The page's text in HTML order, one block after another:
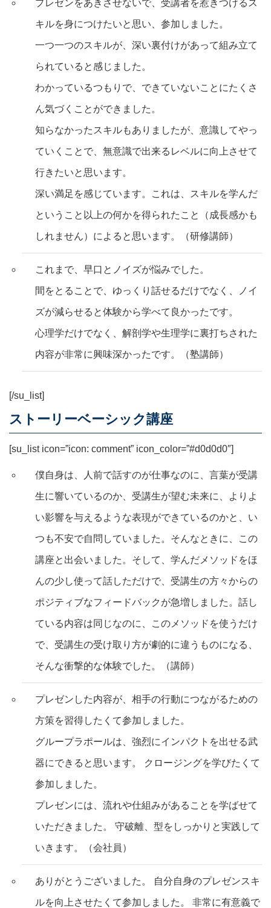
プレゼンをあきさせないで、受講者を惹きつけるス
キルを身につけたいと思い、参加しました。
一つ一つのスキルが、深い裏付けがあって組み立て
られていると感じました。
わかっているつもりで、できていないことにたくさ
ん気づくことができました。
知らなかったスキルもありましたが、意識してやっ
ていくことで、無意識で出来るレベルに向上させて
行きたいと思います。
深い満足を感じています。これは、スキルを学んだ
ということ以上の何かを得られたこと（成長感かも
しれません）によると思います。（研修講師）
これまで、早口とノイズが悩みでした。
間をとることで、ゆっくり話せるだけでなく、ノイ
ズが減らせると体験から学べて良かったです。
心理学だけでなく、解剖学や生理学に裏打ちされた
内容が非常に興味深かったです。（塾講師）
[/su_list]
ストーリーベーシック講座
[su_list icon=”icon: comment” icon_color=”#d0d0d0″]
僕自身は、人前で話すのが仕事なのに、言葉が受講
生に響いているのか、受講生が望む未来に、よりよ
い影響を与えるような表現ができているのかと、い
つも不安で自問していました。そんなときに、この
講座と出会いました。そして、学んだメソッドをほ
んの少し使って話しただけで、受講生の方々からの
ポジティブなフィードバックが急増しました。話し
ている内容は同じなのに、このメソッドを使うだけ
で、受講生の受け取り方が劇的に違うものになる、
そんな衝撃的な体験でした。（講師）
プレゼンした内容が、相手の行動につながるための
方策を習得したくて参加しました。
グループラポールは、強烈にインパクトを出せる武
器にできると思います。 クロージングを学びたくて
参加しました。
プレゼンには、流れや仕組みがあることを学ばせて
いただきました。 守破離、型をしっかりと実践して
いきます。（会社員）
ありがとうございました。 自分自身のプレゼンスキ
ルを向上させたくて参加しました。 非常に有意義で